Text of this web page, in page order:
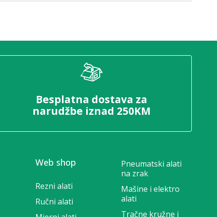
Besplatna dostava za
narudžbe iznad 250KM
Web shop
Rezni alati
Ručni alati
Pneumatski alati
na zrak
Mašine i elektro
alati
Tračne kružne i